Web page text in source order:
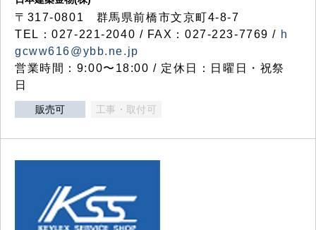
〒317‐0801 群馬県前橋市文京町4-8-7
TEL：027-221-2040 / FAX：027-223-7769 / h
gcww616@ybb.ne.jp
営業時間：9:00〜18:00 / 定休日：日曜日・祝祭
日
販売可 工事・取付可